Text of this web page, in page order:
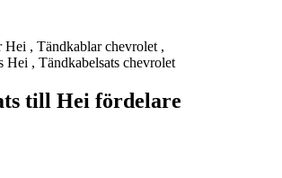
till Hei fördelare